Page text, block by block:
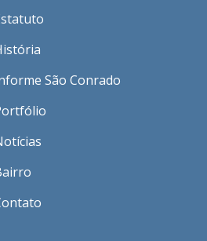
São Conrado